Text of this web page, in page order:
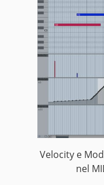
Velocity e
nel